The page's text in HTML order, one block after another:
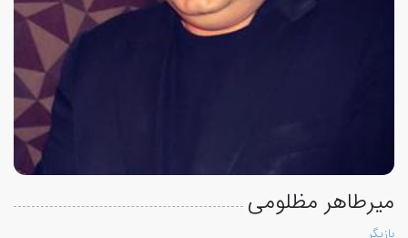
میرطاهر مظلومی
بازیگر